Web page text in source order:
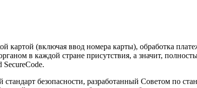
картой (включая ввод номера карты), обработка
в каждой стране присутствия, а значит,
SecureCode.
безопасности, разработанный Советом по